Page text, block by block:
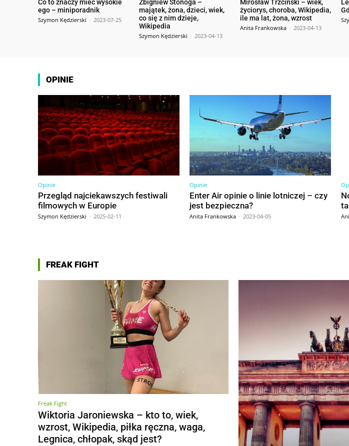
Co to znaczy mieć wysokie
ego – miniporadnik
Szymon Kędzierski - 2023-07-25
Zbigniew Stonoga –
majątek, żona, dzieci, wiek,
co się z nim dzieje,
Wikipedia
Szymon Kędzierski - 2023-04-13
Mirosław Trzciński – wiek,
życiorys, choroba, Wikipedia,
ile ma lat, żona, wzrost
Anita Frankowska - 2023-04-13
OPINIE
Opinie
Przegląd najciekawszych festiwali
filmowych w Europie
Szymon Kędzierski - 2025-02-11
Opinie
Enter Air opinie o linie lotniczej – czy
jest bezpieczna?
Anita Frankowska - 2023-04-05
FREAK FIGHT
Freak Fight
Wiktoria Jaroniewska – kto to, wiek,
wzrost, Wikipedia, piłka ręczna, waga,
Legnica, chłopak, skąd jest?